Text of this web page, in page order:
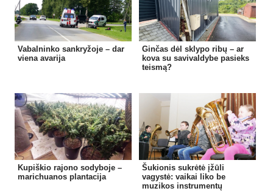
Vabalninko sankryžoje – dar
viena avarija
Ginčas dėl sklypo ribų – ar
kova su savivaldybe pasieks
teismą?
Kupiškio rajono sodyboje –
marichuanos plantacija
Šukionis sukrėtė įžūli
vagystė: vaikai liko be
muzikos instrumentų